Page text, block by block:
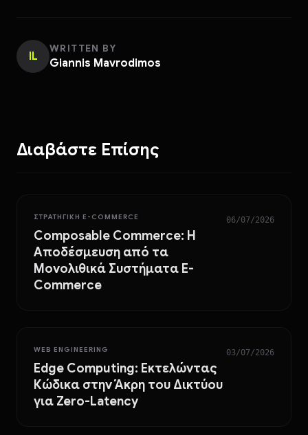
IL
WRITTEN BY
Giannis Mavrodimos
Διαβάστε Επίσης
ΣΤΡΑΤΗΓΙΚΉ E-COMMERCE
Composable Commerce: Η
Αποδέσμευση από τα
Μονολιθικά Συστήματα E-
Commerce
06/07/2026
WEB ENGINEERING
Edge Computing: Εκτελώντας
Κώδικα στην Άκρη του Δικτύου
για Zero-Latency
03/07/2026